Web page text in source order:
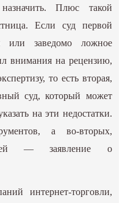
Плюс такой
Если суд первой
или заведомо ложное
внимания на рецензию,
то есть вторая,
суд, который может
на эти недостатки.
а во-вторых,
— заявление о
интернет-торговли,